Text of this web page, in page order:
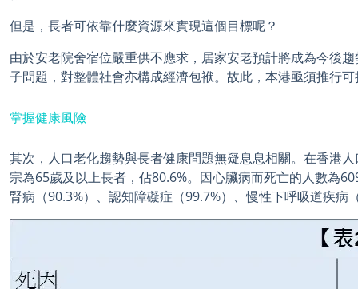
但是，長者可依靠什麼資源來實現這個目標呢？
由於安老院舍宿位嚴重供不應求，居家安老預計將成為今後
子問題，對整體社會亦構成經濟包袱。故此，本港亟須推行
掌握健康風險
其次，人口老化趨勢與長者健康問題無疑息息相關。在香港
宗為65歲及以上長者，佔80.6%。因心臟病而死亡的人數為
腎病（90.3%）、認知障礙症（99.7%）、慢性下呼吸道疾病